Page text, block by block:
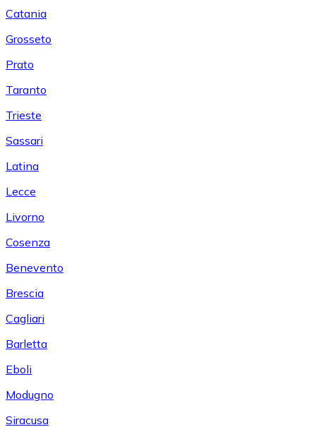
Catania
Grosseto
Prato
Taranto
Trieste
Sassari
Latina
Lecce
Livorno
Cosenza
Benevento
Brescia
Cagliari
Barletta
Eboli
Modugno
Siracusa